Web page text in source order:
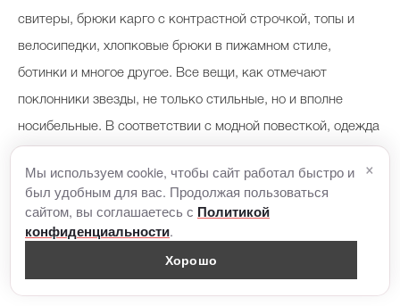
свитеры, брюки карго с контрастной строчкой, топы и
велосипедки, хлопковые брюки в пижамном стиле,
ботинки и многое другое. Все вещи, как отмечают
поклонники звезды, не только стильные, но и вполне
носибельные. В соответствии с модной повесткой, одежда
веганская кожа, переработанный кашемир, трикотаж,
хлопок. П ри этом цены довольно демократичные. Платье-
труба без бретелей, созданное из органического джерси,
стоит 11 745 рублей, трикотажный топ - 5450 рублей,
Мы используем cookie, чтобы сайт работал быстро и
был удобным для вас. Продолжая пользоваться
сайтом, вы соглашаетесь с Политикой
конфиденциальности.
Хорошо
×